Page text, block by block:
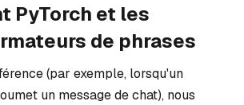
PyTorch et les
de phrases
(par exemple, lorsqu'un
un message de chat), nous